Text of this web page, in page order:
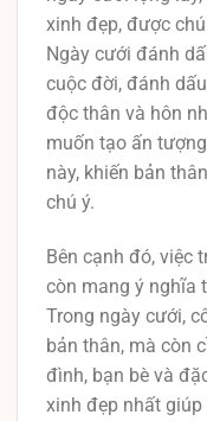
xinh đẹp, được
Ngày cưới đánh
cuộc đời, đánh
độc thân và hôn
muốn tạo ấn
này, khiến bản
chú ý.
Bên cạnh đó, việc
còn mang ý nghĩa
Trong ngày cưới,
bản thân, mà còn
đình, bạn bè và
xinh đẹp nhất